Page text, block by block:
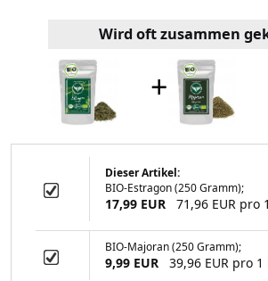
(scharf) 1000
EUR
Wird oft zusammen
+
Dieser Artikel:
BIO-Estragon (250 Gramm);
17,99 EUR 71,96 EUR pro
BIO-Majoran (250 Gramm);
9,99 EUR 39,96 EUR pro 1